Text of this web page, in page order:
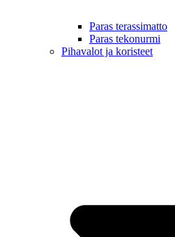
Paras terassimatto
Paras tekonurmi
Pihavalot ja koristeet